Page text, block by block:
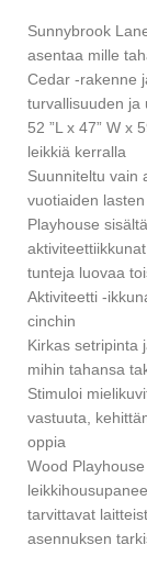
Sunnybrook
asentaa mille
Cedar -rakenne
turvallisuuden ja
52 ”L x 47” W x
leikkiä kerralla
Suunniteltu vain
vuotiaiden
Playhouse
tunteja luovaa
Aktiviteetti -
cinchin
Kirkas setripinta
mihin tahansa
Stimuloi
vastuuta,
oppia
Wood
tarvittavat
asennuksen